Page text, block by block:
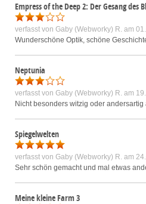
Empress of the Deep 2: Der Gesang des
verfasst von Gaby (Webworky) R. am
Wunderschöne Optik, schöne
Neptunia
verfasst von Gaby (Webworky) R. am
Nicht besonders witzig oder
Spiegelwelten
verfasst von Gaby (Webworky) R. am
Sehr schön gemacht und mal etwas
Meine kleine Farm 3